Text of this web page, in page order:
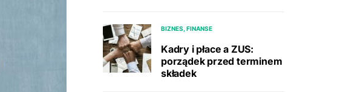
BIZNES, FINANSE
Kadry i płace a ZUS:
porządek przed terminem
składek